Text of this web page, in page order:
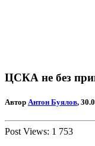
ЦСКА не без
Автор Антон Буялов,
Post Views: 1 753